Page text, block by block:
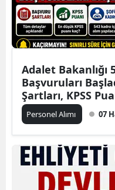
Adalet Bakanlığı
Başvuruları
Şartları, KPSS
Personel Alımı 07